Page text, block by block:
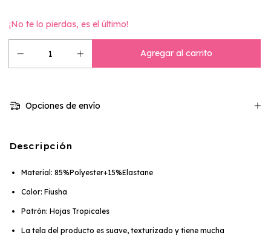
¡No te lo pierdas, es el último!
Opciones de envío
Descripción
Material: 85%Polyester+15%Elastane
Color: Fiusha
Patrón: Hojas Tropicales
La tela del producto es suave, texturizado y tiene mucha